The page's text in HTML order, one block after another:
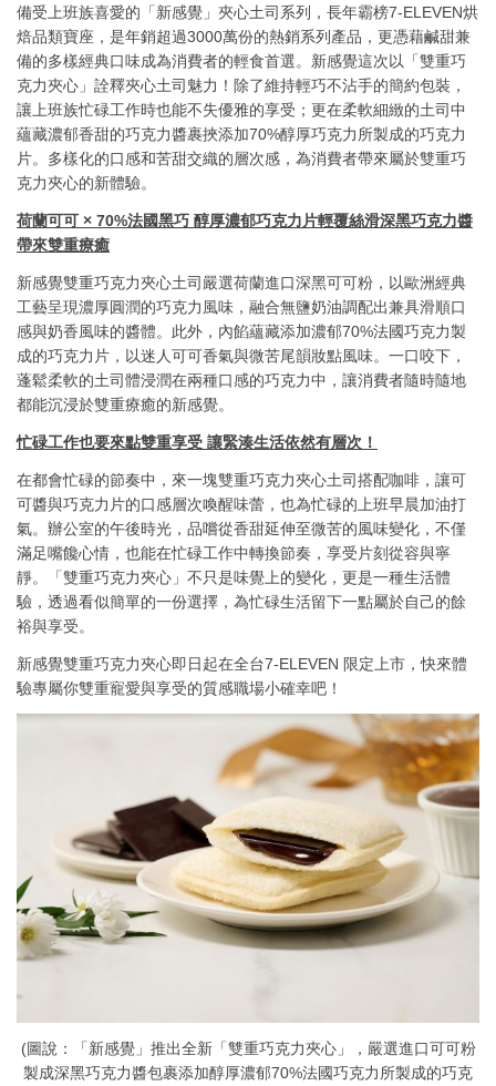
備受上班族喜愛的「新感覺」夾心土司系列，長年霸榜7-ELEVEN烘
焙品類寶座，是年銷超過3000萬份的熱銷系列產品，更憑藉鹹甜兼
備的多樣經典口味成為消費者的輕食首選。新感覺這次以「雙重巧
克力夾心」詮釋夾心土司魅力！除了維持輕巧不沾手的簡約包裝，
讓上班族忙碌工作時也能不失優雅的享受；更在柔軟細緻的土司中
蘊藏濃郁香甜的巧克力醬裹挾添加70%醇厚巧克力所製成的巧克力
片。多樣化的口感和苦甜交織的層次感，為消費者帶來屬於雙重巧
克力夾心的新體驗。
荷蘭可可 × 70%法國黑巧 醇厚濃郁巧克力片輕覆絲滑深黑巧克力醬
帶來雙重療癒
新感覺雙重巧克力夾心土司嚴選荷蘭進口深黑可可粉，以歐洲經典
工藝呈現濃厚圓潤的巧克力風味，融合無鹽奶油調配出兼具滑順口
感與奶香風味的醬體。此外，內餡蘊藏添加濃郁70%法國巧克力製
成的巧克力片，以迷人可可香氣與微苦尾韻妝點風味。一口咬下，
蓬鬆柔軟的土司體浸潤在兩種口感的巧克力中，讓消費者隨時隨地
都能沉浸於雙重療癒的新感覺。
忙碌工作也要來點雙重享受 讓緊湊生活依然有層次！
在都會忙碌的節奏中，來一塊雙重巧克力夾心土司搭配咖啡，讓可
可醬與巧克力片的口感層次喚醒味蕾，也為忙碌的上班早晨加油打
氣。辦公室的午後時光，品嚐從香甜延伸至微苦的風味變化，不僅
滿足嘴饞心情，也能在忙碌工作中轉換節奏，享受片刻從容與寧
靜。「雙重巧克力夾心」不只是味覺上的變化，更是一種生活體
驗，透過看似簡單的一份選擇，為忙碌生活留下一點屬於自己的餘
裕與享受。
新感覺雙重巧克力夾心即日起在全台7-ELEVEN 限定上市，快來體
驗專屬你雙重寵愛與享受的質感職場小確幸吧！
(圖說：「新感覺」推出全新「雙重巧克力夾心」，嚴選進口可可粉
製成深黑巧克力醬包裹添加醇厚濃郁70%法國巧克力所製成的巧克